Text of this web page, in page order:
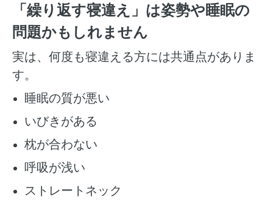
「繰り返す寝違え」は姿勢や睡眠の
問題かもしれません
実は、何度も寝違える方には共通点がありま
す。
睡眠の質が悪い
いびきがある
枕が合わない
呼吸が浅い
ストレートネック